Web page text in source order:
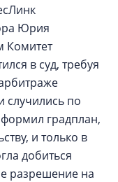
Юрия
Комитет
в суд, требуя
случились по
градплан,
и только в
добиться
разрешение на